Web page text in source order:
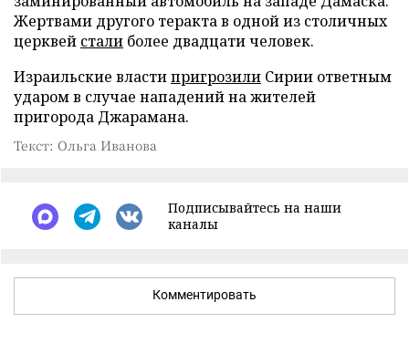
Жертвами другого теракта в одной из столичных
церквей стали более двадцати человек.
Израильские властипригрозили Сирии ответным
ударом в случае нападений на жителей
пригорода Джарамана.
Текст: Ольга Иванова
Подписывайтесь на наши
каналы
Комментировать